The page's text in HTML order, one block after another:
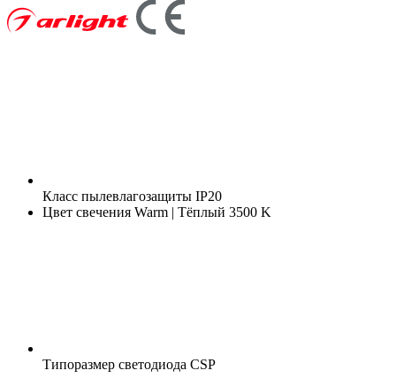
Класс пылевлагозащиты IP20
Цвет свечения Warm | Тёплый 3500 K
Типоразмер светодиода CSP